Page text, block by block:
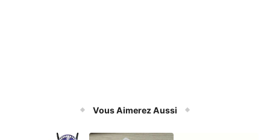
Vous Aimerez Aussi